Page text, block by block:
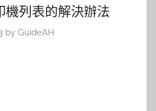
機列表的解決辦法
by GuideAH